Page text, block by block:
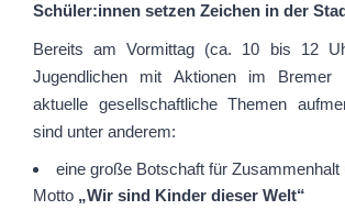
Schüler:innen setzen Zeichen in der
Bereits am Vormittag (ca. 10 bis 12
Jugendlichen mit Aktionen im Bremer
aktuelle gesellschaftliche Themen
sind unter anderem:
eine große Botschaft für Zusammenhalt
Motto „Wir sind Kinder dieser Welt“